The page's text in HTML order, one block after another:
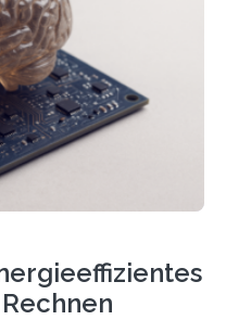
innovative und
lebensechte Avatare zu
uns eine ganzheitliche
Gestik